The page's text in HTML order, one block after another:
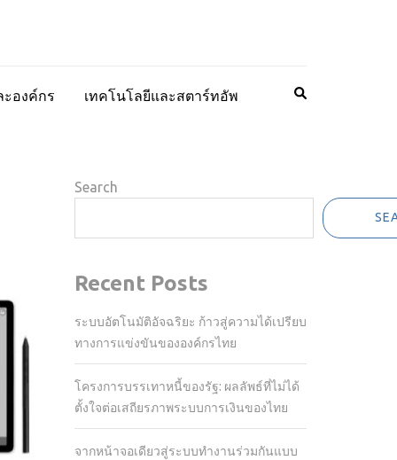
องค์กร เทคโนโลยีและสตาร์ทอัพ
Search
Recent Posts
ระบบอัตโนมัติอัจฉริยะ ก้าวสู่ความได้เปรียบ
ทางการแข่งขันขององค์กรไทย
โครงการบรรเทาหนี้ของรัฐ: ผลลัพธ์ที่ไม่ได้
ตั้งใจต่อเสถียรภาพระบบการเงินของไทย
จากหน้าจอเดียวสู่ระบบทำงานร่วมกันแบบ